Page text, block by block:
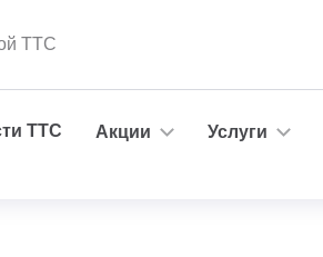
ТТС
ТТС Акции Услуги